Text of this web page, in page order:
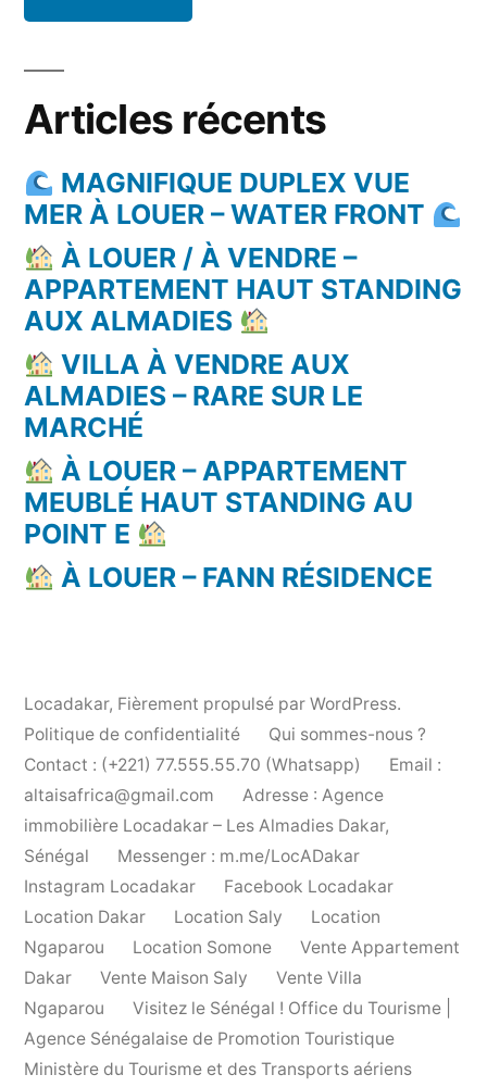
Articles récents
MAGNIFIQUE DUPLEX VUE
MER À LOUER – WATER FRONT
À LOUER / À VENDRE –
APPARTEMENT HAUT STANDING
AUX ALMADIES
VILLA À VENDRE AUX
ALMADIES – RARE SUR LE
MARCHÉ
À LOUER – APPARTEMENT
MEUBLÉ HAUT STANDING AU
POINT E
À LOUER – FANN RÉSIDENCE
Locadakar, Fièrement propulsé par WordPress.
Politique de confidentialité
Qui sommes-nous ?
Contact : (+221) 77.555.55.70 (Whatsapp)
Email :
altaisafrica@gmail.com
Adresse : Agence
immobilière Locadakar – Les Almadies Dakar,
Sénégal
Messenger : m.me/LocADakar
Instagram Locadakar
Facebook Locadakar
Location Dakar
Location Saly
Location
Ngaparou
Location Somone
Vente Appartement
Dakar
Vente Maison Saly
Vente Villa
Ngaparou
Visitez le Sénégal ! Office du Tourisme |
Agence Sénégalaise de Promotion Touristique
Ministère du Tourisme et des Transports aériens